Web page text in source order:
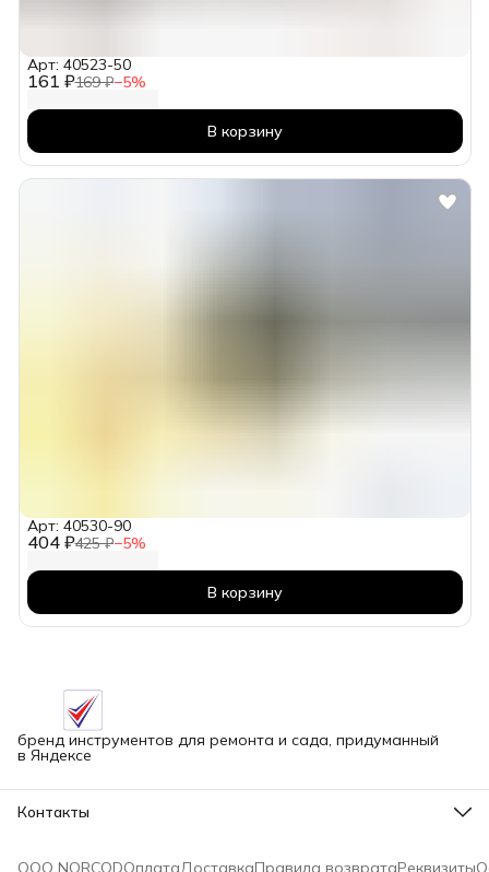
161 ₽169 ₽−5%
Арт: 40523-50
В корзину
404 ₽425 ₽−5%
Арт: 40530-90
В корзину
бренд инструментов для ремонта и сада, придуманный
в Яндексе
Контакты
Телефон
ООО NORCODОплатаДоставкаПравила возвратаРеквизиты